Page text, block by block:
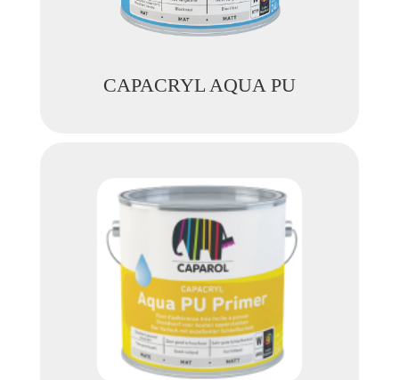
CAPACRYL AQUA PU